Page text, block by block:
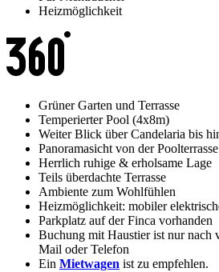
Heizmöglichkeit
Grüner Garten und Terrasse
Temperierter Pool (4x8m)
Weiter Blick über Candelaria bis
Panoramasicht von der
Herrlich ruhige & erholsame Lage
Teils überdachte Terrasse
Ambiente zum Wohlfühlen
Heizmöglichkeit: mobiler
Parkplatz auf der Finca vorhanden
Buchung mit Haustier ist nur nach
Mail oder Telefon
Ein Mietwagen ist zu empfehlen.